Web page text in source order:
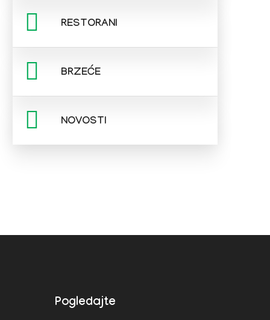
RESTORANI
BRZEĆE
NOVOSTI
Pogledajte